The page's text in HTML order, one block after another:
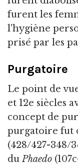
furent les
l'hygiène
prisé par les
Purgatoire
Le point de
et 12e siècles
concept de
purgatoire fut
(428/427-348/
duPhaedo